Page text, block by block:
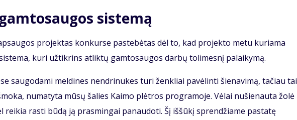
sistemą
projektas konkurse pastebėtas dėl to, kad projekto metu kuriama
kuri užtikrins atliktų gamtosaugos darbų tolimesnį palaikymą.
saugodami meldines nendrinukes turi ženkliai pavėlinti šienavimą, tačiau tai
numatyta mūsų šalies Kaimo plėtros programoje. Vėlai nušienauta žolė
reikia rasti būdą ją prasmingai panaudoti. Šį iššūkį sprendžiame pastatę